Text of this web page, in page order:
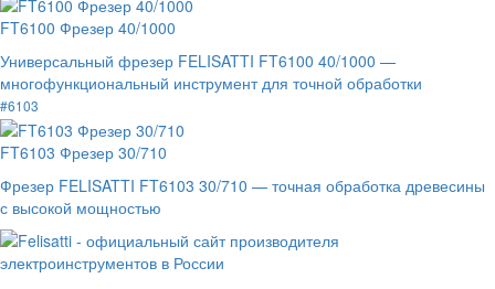
FT6100 Фрезер 40/1000
Универсальный фрезер FELISATTI FT6100 40/1000 —
многофункциональный инструмент для точной обработки
#6103
FT6103 Фрезер 30/710
Фрезер FELISATTI FT6103 30/710 — точная обработка древесины
с высокой мощностью